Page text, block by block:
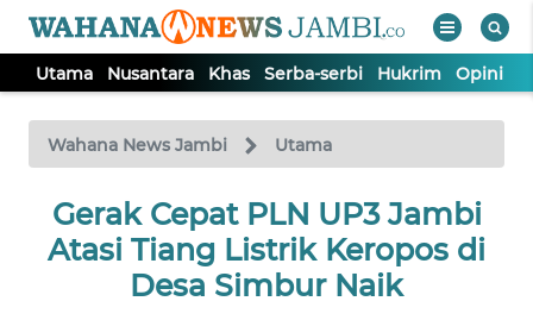
Utama Nusantara Khas Serba-serbi Hukrim Opini
Wahana News Jambi Utama
Gerak Cepat PLN UP3 Jambi
Atasi Tiang Listrik Keropos di
Desa Simbur Naik
TV
Tutup
UTAMA
NUSANTARA